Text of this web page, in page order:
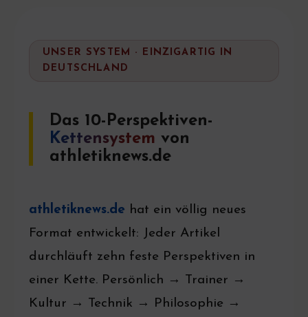
UNSER SYSTEM · EINZIGARTIG IN
DEUTSCHLAND
Das 10-Perspektiven-
Kettensystem von
athletiknews.de
athletiknews.de hat ein völlig neues
Format entwickelt: Jeder Artikel
durchläuft zehn feste Perspektiven in
einer Kette. Persönlich → Trainer →
Kultur → Technik → Philosophie →